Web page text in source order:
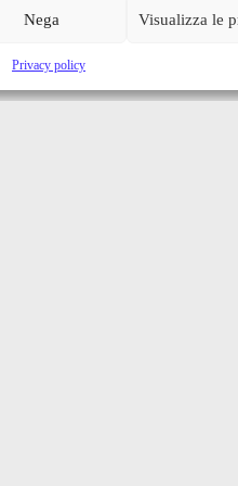
Nega Visualizza le
Privacy policy